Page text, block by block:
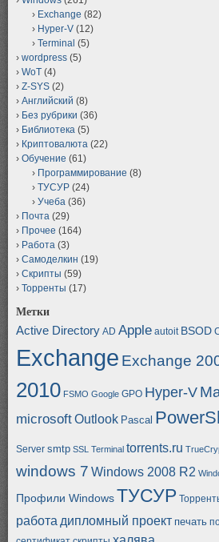
Exchange (82)
Hyper-V (12)
Terminal (5)
wordpress (5)
WoT (4)
Z-SYS (2)
Английский (8)
Без рубрики (36)
Библиотека (5)
Криптовалюта (22)
Обучение (61)
Программирование (8)
ТУСУР (24)
Учеба (36)
Почта (29)
Прочее (164)
Работа (3)
Самоделкин (19)
Скрипты (59)
Торренты (17)
Метки
Active Directory AD Apple autoit BSOD
Exchange Exchange
2010 FSMO Google GPO Hyper-V
microsoftOutlook Pascal
Server smtp SSL Terminal torrents.ru
windows 7 Windows 2008 R2
Профили WindowsТУСУР
работа дипломный проект печать